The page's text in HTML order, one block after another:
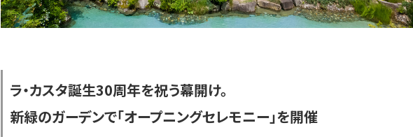
ラ・カスタ誕生30周年を祝う幕開け。
新緑のガーデンで「オープニングセレモニー」を開催